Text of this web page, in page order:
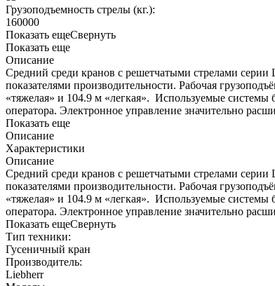
Грузоподъемность стрелы (кг.):
160000
Показать ещеСвернуть
Показать еще
Описание
Средний среди кранов с решетчатыми стрелами
показателями производительности. Рабочая
«тяжелая» и 104.9 м «легкая». Используемые
оператора. Электронное управление значительно
Показать еще
Описание
Характеристики
Описание
Средний среди кранов с решетчатыми стрелами
показателями производительности. Рабочая
«тяжелая» и 104.9 м «легкая». Используемые
оператора. Электронное управление значительно
Показать ещеСвернуть
Тип техники:
Гусеничный кран
Производитель:
Liebherr